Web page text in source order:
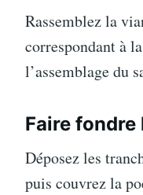
Rassemblez la
correspondant à
l’assemblage du
Faire fondre
Déposez les
puis couvrez la